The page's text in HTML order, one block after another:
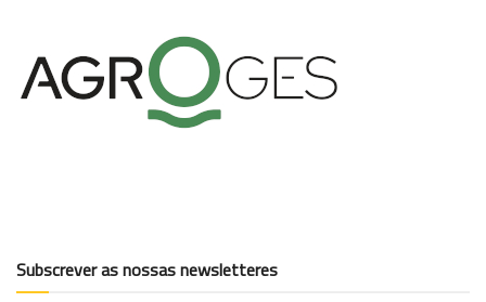
Subscrever as nossas newsletteres